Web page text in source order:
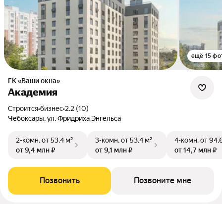
ещё 15
ГК «Ваши окна»
Академия
Строится•бизнес•2.2 (10)
Чебоксары, ул. Фридриха Энгельса
2-комн.от 53,4 м²
от 9,4 млн ₽
3-комн.от 53,4 м²
от 9,1 млн ₽
4-комн.от
от 14,7 млн ₽
Позвонить Позвоните мне